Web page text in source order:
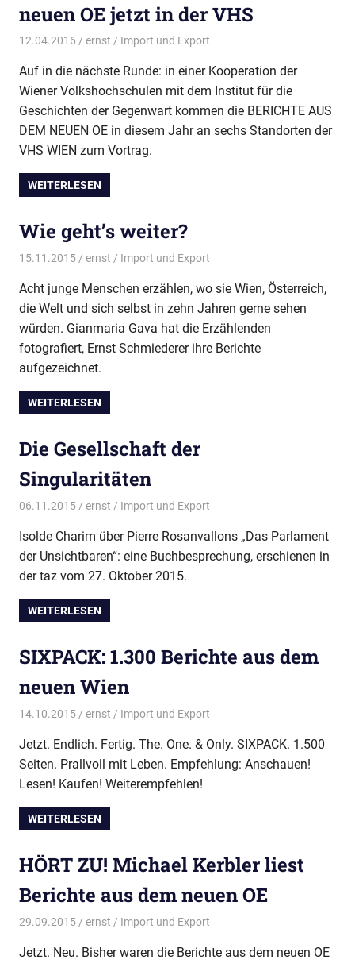
neuen OE jetzt in der VHS
12.04.2016 ernst Import und Export
Auf in die nächste Runde: in einer Kooperation der
Wiener Volkshochschulen mit dem Institut für die
Geschichten der Gegenwart kommen die BERICHTE AUS
DEM NEUEN OE in diesem Jahr an sechs Standorten der
VHS WIEN zum Vortrag.
WEITERLESEN
Wie geht’s weiter?
15.11.2015 ernst Import und Export
Acht junge Menschen erzählen, wo sie Wien, Österreich,
die Welt und sich selbst in zehn Jahren gerne sehen
würden. Gianmaria Gava hat die Erzählenden
fotografiert, Ernst Schmiederer ihre Berichte
aufgezeichnet.
WEITERLESEN
Die Gesellschaft der
Singularitäten
06.11.2015 ernst Import und Export
Isolde Charim über Pierre Rosanvallons „Das Parlament
der Unsichtbaren“: eine Buchbesprechung, erschienen in
der taz vom 27. Oktober 2015.
WEITERLESEN
SIXPACK: 1.300 Berichte aus dem
neuen Wien
14.10.2015 ernst Import und Export
Jetzt. Endlich. Fertig. The. One. & Only. SIXPACK. 1.500
Seiten. Prallvoll mit Leben. Empfehlung: Anschauen!
Lesen! Kaufen! Weiterempfehlen!
WEITERLESEN
HÖRT ZU! Michael Kerbler liest
Berichte aus dem neuen OE
29.09.2015 ernst Import und Export
Jetzt. Neu. Bisher waren die Berichte aus dem neuen OE